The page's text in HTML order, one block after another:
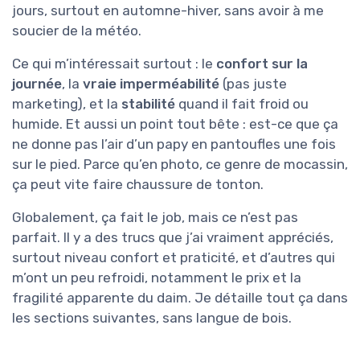
jours, surtout en automne-hiver, sans avoir à me
soucier de la météo.
Ce qui m’intéressait surtout : le confort sur la
journée, la vraie imperméabilité (pas juste
marketing), et la stabilité quand il fait froid ou
humide. Et aussi un point tout bête : est-ce que ça
ne donne pas l’air d’un papy en pantoufles une fois
sur le pied. Parce qu’en photo, ce genre de mocassin,
ça peut vite faire chaussure de tonton.
Globalement, ça fait le job, mais ce n’est pas
parfait. Il y a des trucs que j’ai vraiment appréciés,
surtout niveau confort et praticité, et d’autres qui
m’ont un peu refroidi, notamment le prix et la
fragilité apparente du daim. Je détaille tout ça dans
les sections suivantes, sans langue de bois.